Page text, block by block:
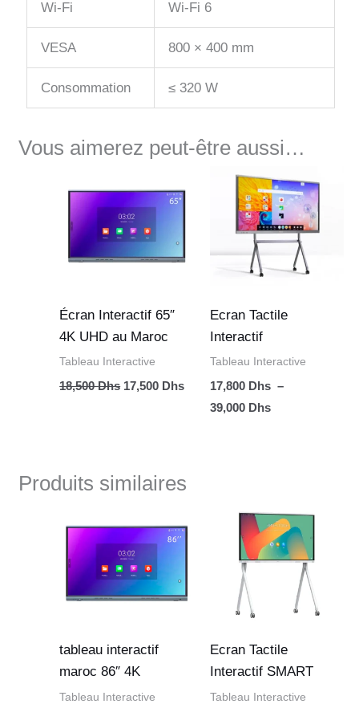
Wi-Fi Wi-Fi 6
VESA 800 × 400 mm
Consommation ≤ 320 W
Vous aimerez peut-être aussi…
Écran Interactif 65″
4K UHD au Maroc
Tableau Interactive
18,500Dhs
initial
était :
18,500 Dhs.
17,500 Dhs
17,500 Dhs.
Ecran Tactile
Interactif
Tableau Interactive
17,800 Dhs –
39,000 Dhs
de
prix :
17,800 Dhs
à
39,000 Dhs
Produits similaires
tableau interactif
maroc 86″ 4K
Tableau Interactive
initial
était :
26,000 Dhs.
actuel
24,500 Dhs.
Ecran Tactile
Interactif SMART
Tableau Interactive
prix
initial
était :
59,000 Dhs.